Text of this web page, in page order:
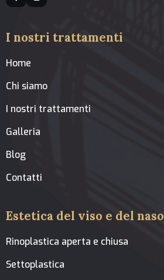
I nostri trattamenti
Home
Chi siamo
I nostri trattamenti
Galleria
Blog
Contatti
Estetica del viso e del naso
Rinoplastica aperta e chiusa
Settoplastica